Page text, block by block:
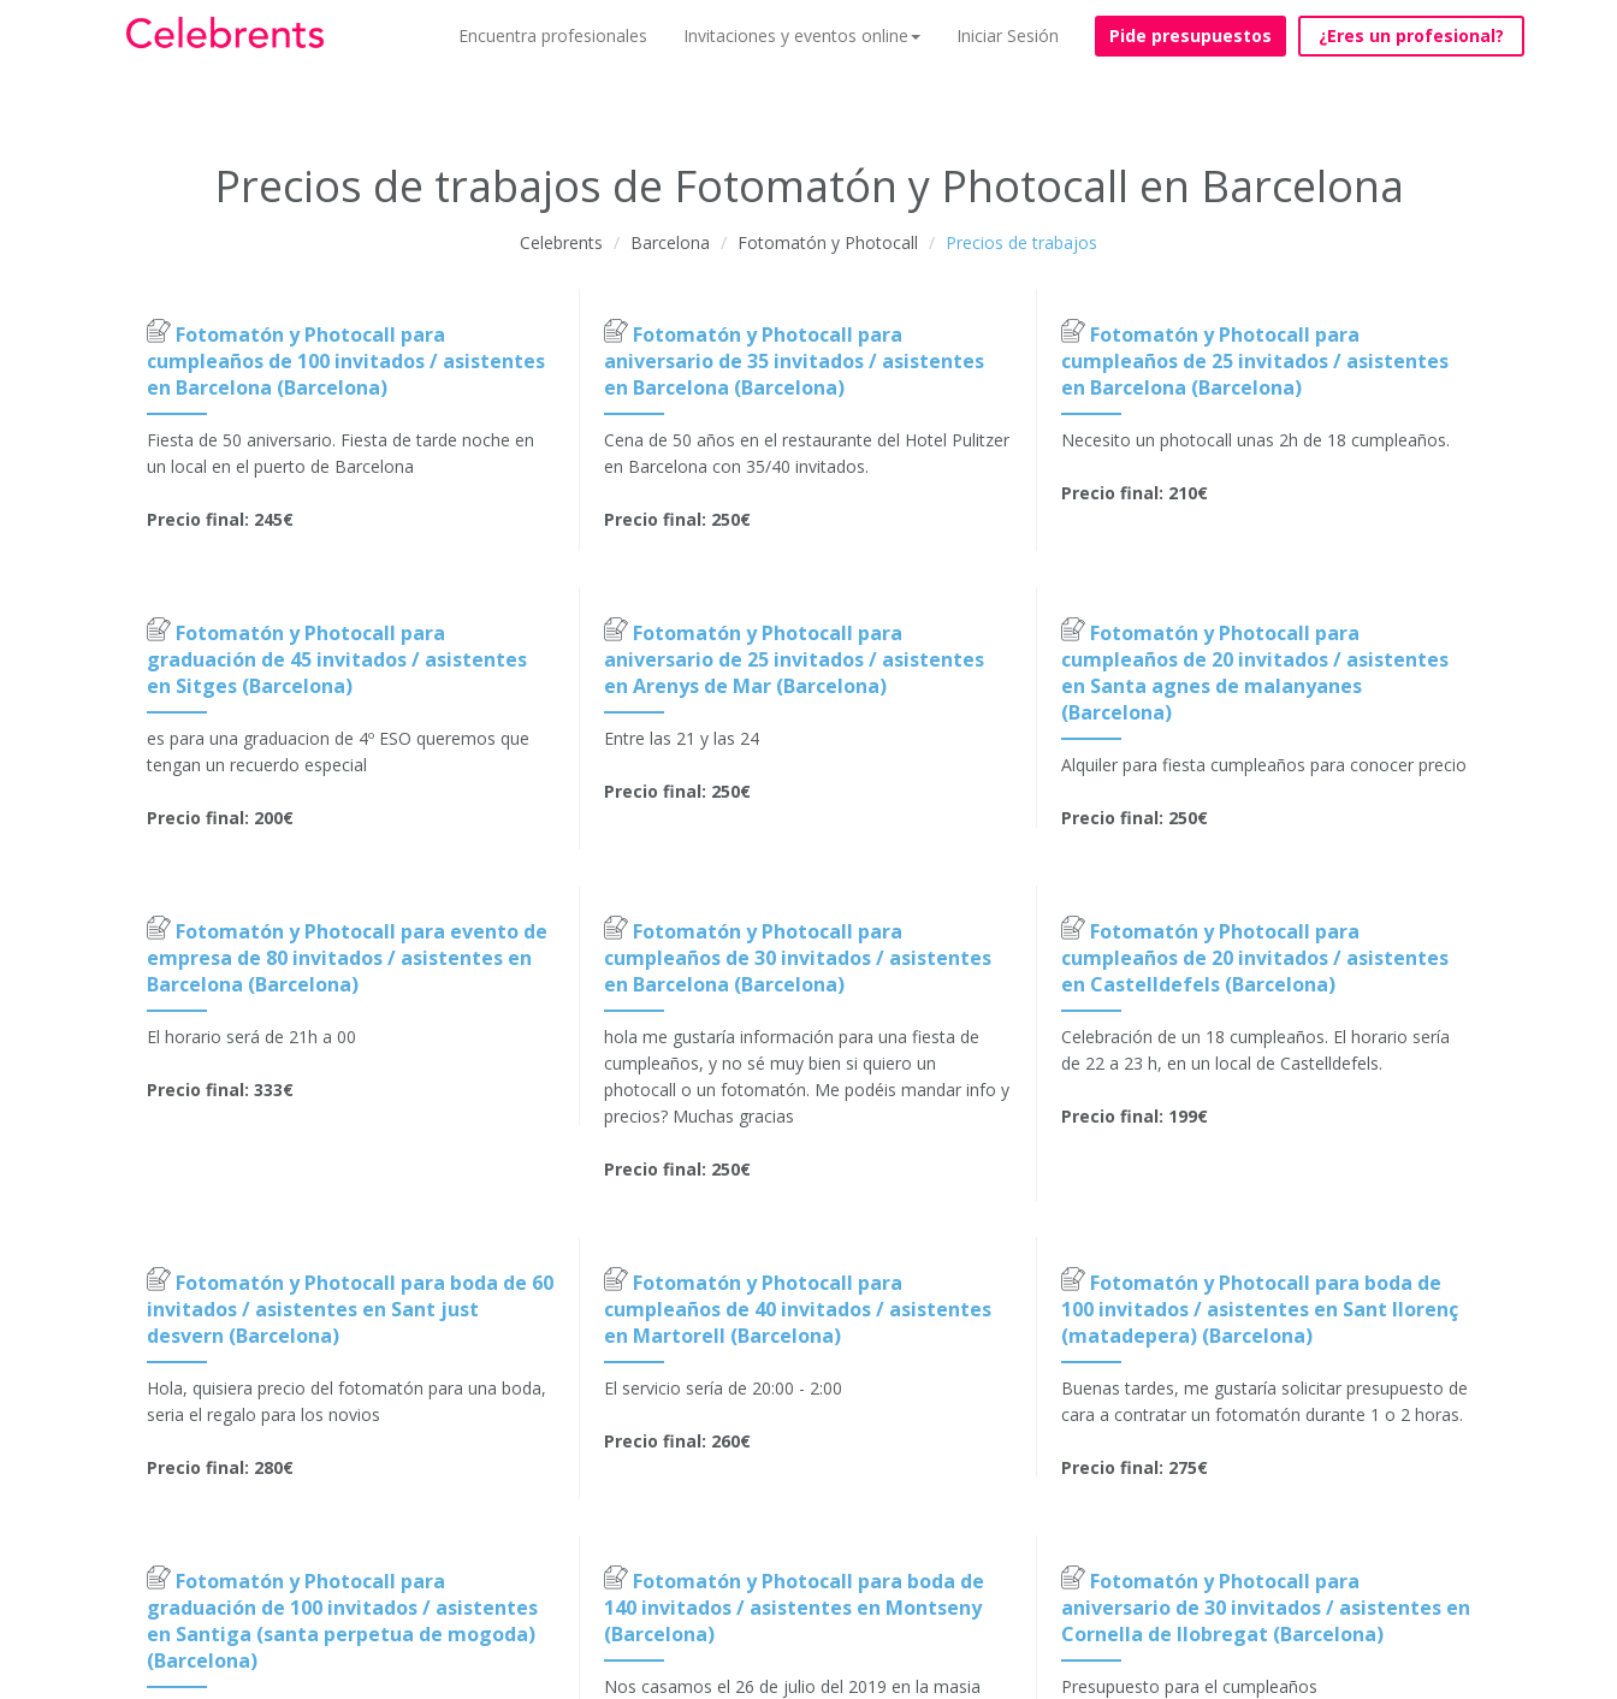
Encuentra profesionales Invitaciones y eventos online Iniciar Sesión Pide presupuestos ¿Eres un profesional?
Precios de trabajos de Fotomatón y Photocall en Barcelona
Celebrents Barcelona Fotomatón y Photocall Precios de trabajos
Fotomatón y Photocall para
cumpleaños de 100 invitados / asistentes
en Barcelona (Barcelona)
Fiesta de 50 aniversario. Fiesta de tarde noche en
un local en el puerto de Barcelona
Precio final: 245€
Fotomatón y Photocall para
aniversario de 35 invitados / asistentes
en Barcelona (Barcelona)
Cena de 50 años en el restaurante del Hotel Pulitzer
en Barcelona con 35/40 invitados.
Precio final: 250€
Fotomatón y Photocall para
cumpleaños de 25 invitados / asistentes
en Barcelona (Barcelona)
Necesito un photocall unas 2h de 18 cumpleaños.
Precio final: 210€
Fotomatón y Photocall para
graduación de 45 invitados / asistentes
en Sitges (Barcelona)
es para una graduacion de 4º ESO queremos que
tengan un recuerdo especial
Precio final: 200€
Fotomatón y Photocall para
aniversario de 25 invitados / asistentes
en Arenys de Mar (Barcelona)
Entre las 21 y las 24
Precio final: 250€
Fotomatón y Photocall para
cumpleaños de 20 invitados / asistentes
en Santa agnes de malanyanes
(Barcelona)
Alquiler para fiesta cumpleaños para conocer precio
Precio final: 250€
Fotomatón y Photocall para evento de
empresa de 80 invitados / asistentes en
Barcelona (Barcelona)
El horario será de 21h a 00
Precio final: 333€
Fotomatón y Photocall para
cumpleaños de 30 invitados / asistentes
en Barcelona (Barcelona)
hola me gustaría información para una fiesta de
cumpleaños, y no sé muy bien si quiero un
photocall o un fotomatón. Me podéis mandar info y
precios? Muchas gracias
Precio final: 250€
Fotomatón y Photocall para
cumpleaños de 20 invitados / asistentes
en Castelldefels (Barcelona)
Celebración de un 18 cumpleaños. El horario sería
de 22 a 23 h, en un local de Castelldefels.
Precio final: 199€
Fotomatón y Photocall para boda de 60
invitados / asistentes en Sant just
desvern (Barcelona)
Hola, quisiera precio del fotomatón para una boda,
seria el regalo para los novios
Precio final: 280€
Fotomatón y Photocall para
cumpleaños de 40 invitados / asistentes
en Martorell (Barcelona)
El servicio sería de 20:00 - 2:00
Precio final: 260€
Fotomatón y Photocall para boda de
100 invitados / asistentes en Sant llorenç
(matadepera) (Barcelona)
Buenas tardes, me gustaría solicitar presupuesto de
cara a contratar un fotomatón durante 1 o 2 horas.
Precio final: 275€
Fotomatón y Photocall para
graduación de 100 invitados / asistentes
en Santiga (santa perpetua de mogoda)
(Barcelona)
Fotomatón y Photocall para boda de
140 invitados / asistentes en Montseny
(Barcelona)
Nos casamos el 26 de julio del 2019 en la masia
Fotomatón y Photocall para
aniversario de 30 invitados / asistentes en
Cornella de llobregat (Barcelona)
Presupuesto para el cumpleaños